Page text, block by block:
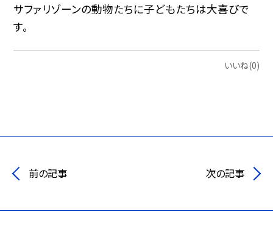
サファリゾーンの動物たちに子どもたちは大喜びで
す。
いいね(0)
前の記事 次の記事